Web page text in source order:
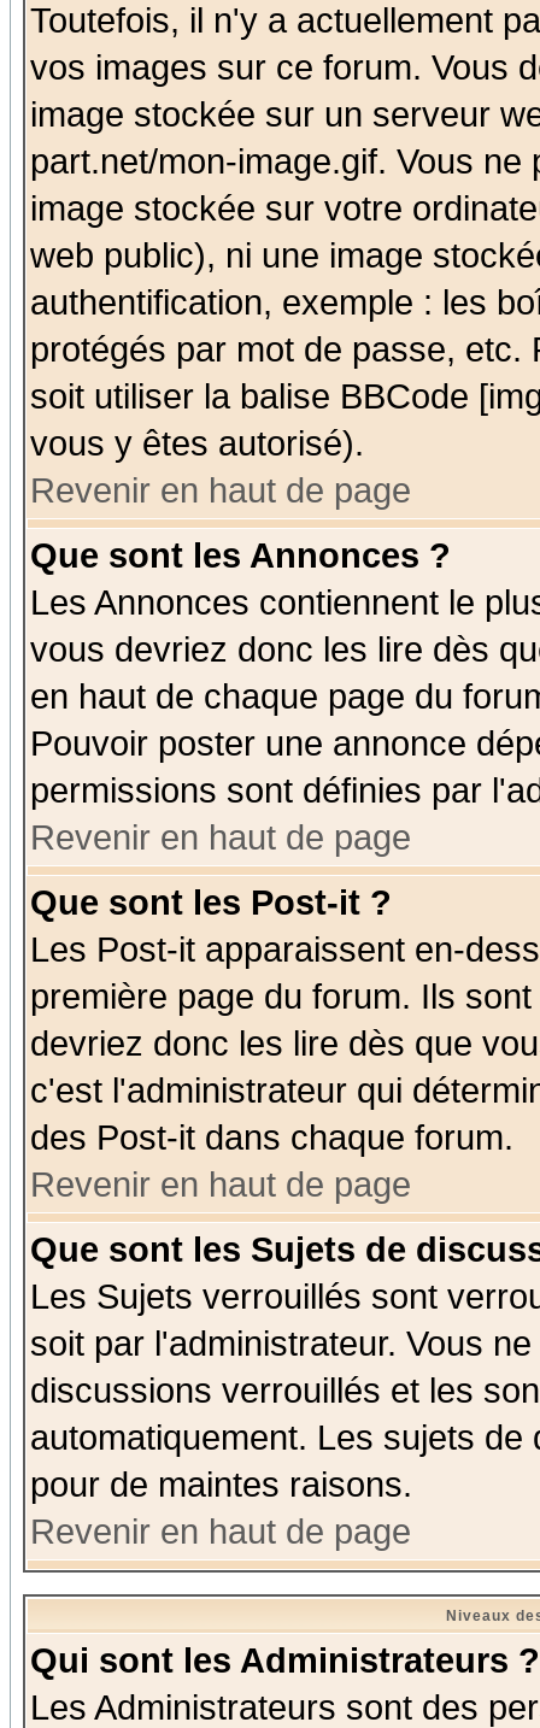
Toutefois, il n'y a actuellement
vos images sur ce forum. Vous
image stockée sur un serveur
part.net/mon-image.gif. Vous
image stockée sur votre
web public), ni une image
authentification, exemple : les
protégés par mot de passe,
soit utiliser la balise BBCode
vous y êtes autorisé).
Revenir en haut de page
Que sont les Annonces ?
Les Annonces contiennent le
vous devriez donc les lire dès
en haut de chaque page du
Pouvoir poster une annonce
permissions sont définies par
Revenir en haut de page
Que sont les Post-it ?
Les Post-it apparaissent en-
première page du forum. Ils
devriez donc les lire dès que
c'est l'administrateur qui
des Post-it dans chaque forum.
Revenir en haut de page
Que sont les Sujets de
Les Sujets verrouillés sont
soit par l'administrateur. Vous
discussions verrouillés et les
automatiquement. Les sujets
pour de maintes raisons.
Revenir en haut de page
Niveaux
Qui sont les Administrateurs ?
Les Administrateurs sont des